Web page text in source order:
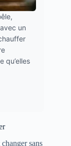
un
qu’elles
sans